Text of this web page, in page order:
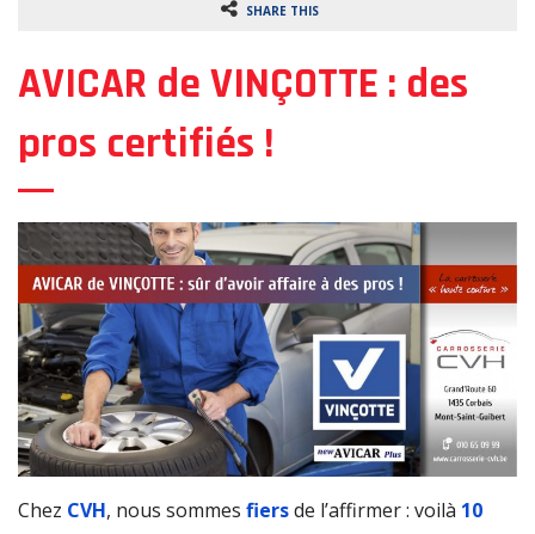
o
SHARE THIS
AVICAR de VINÇOTTE : des
pros certifiés !
Chez CVH, nous sommes fiersde l’affirmer : voilà 10